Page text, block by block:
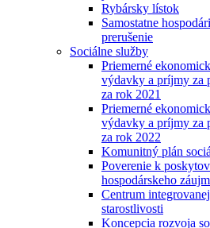
Rybársky lístok
Samostatne
prerušenie
Sociálne služby
Priemerné
výdavky a príjmy za
za rok 2021
Priemerné
výdavky a príjmy za
za rok 2022
Komunitný plán
Poverenie k
hospodárskeho
Centrum
starostlivosti
Koncepcia rozvoja